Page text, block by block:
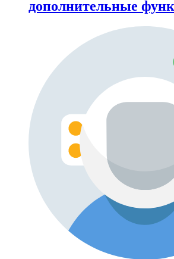
дополнительные